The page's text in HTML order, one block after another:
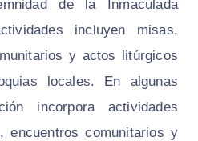
de la Inmaculada
incluyen misas,
y actos litúrgicos
locales. En algunas
incorpora actividades
encuentros comunitarios y